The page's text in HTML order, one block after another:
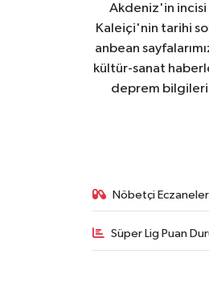
Akdeniz'in incisi
Kaleiçi'nin tarihi
anbean
kültür-sanat
deprem bilgileri
Nöbetçi Eczaneler
Süper Lig Puan